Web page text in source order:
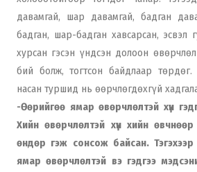
давамгай, шар давамгай, бадган
бадган, шар-бадган хавсарсан, эсвэл
хурсан гэсэн үндсэн долоон
бий болж, тогтсон байдлаар
насан туршид нь өөрчлөгдөхгүй
-Өөрийгөө ямар өвөрчлөлтэй хүн
Хийн өвөрчлөлтэй хүн хийн өвчнөөр
өндөр гэж сонсож байсан. Тэгэхээр
ямар өвөрчлөлтэй вэ гэдгээ